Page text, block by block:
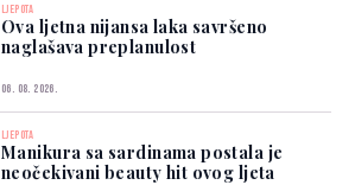
LJEPOTA
Ova ljetna nijansa laka savršeno
naglašava preplanulost
06. 08. 2026.
LJEPOTA
Manikura sa sardinama postala je
neočekivani beauty hit ovog ljeta